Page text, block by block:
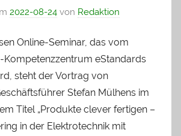
2022-08-24 von Redaktion
Online-Seminar, das vom
Kompetenzzentrum eStandards
steht der Vortrag von
Stefan Mülhens im
Titel „Produkte clever fertigen –
in der Elektrotechnik mit